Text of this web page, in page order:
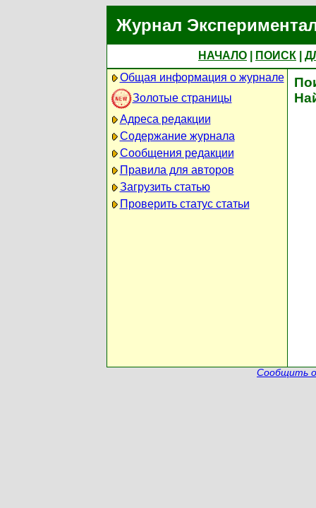
Журнал
НАЧАЛО ПОИСК
Общая информация о журнале
Золотые страницы
Адреса редакции
Содержание журнала
Сообщения редакции
Правила для авторов
Загрузить статью
Проверить статус статьи
Сообщить о